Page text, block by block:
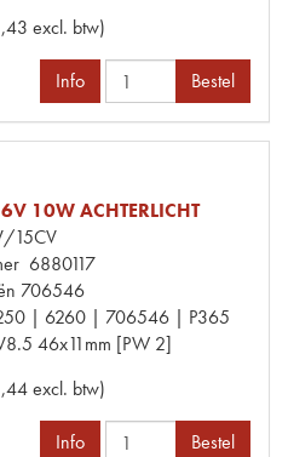
excl. btw)
Info Bestel
10W ACHTERLICHT
15CV
6880117
706546
| 6260 | 706546 | P365
46x11mm [PW 2]
excl. btw)
Info Bestel